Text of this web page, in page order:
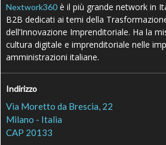
Nextwork360 è il più grande network in
B2B dedicati ai temi della
dell’Innovazione Imprenditoriale. Ha la
cultura digitale e imprenditoriale nelle
amministrazioni italiane.
Indirizzo
Via Moretto da Brescia, 22
Milano - Italia
CAP 20133